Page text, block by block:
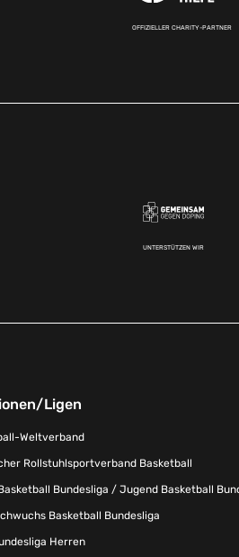
OFFIZIELLER CHARITY-PARTNER
UNTERSTÜTZEN WIR
Ligen
Weltverband
Rollstuhlsportverband Basketball
Bundesliga / Jugend Basketball
Basketball Bundesliga
Herren